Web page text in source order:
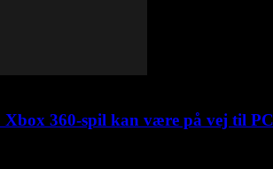
Xbox 360-spil kan være på vej til PC